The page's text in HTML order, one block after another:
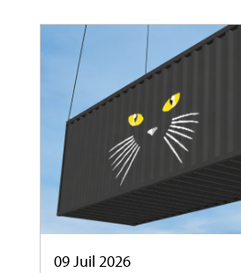
09 Juil 2026